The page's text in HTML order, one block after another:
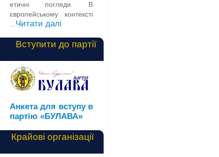
етичні погляди. В
європейському контексті
...Читати далі
Вступити до партії
Анкета для вступу в
партію «БУЛАВА»
Крайові організації